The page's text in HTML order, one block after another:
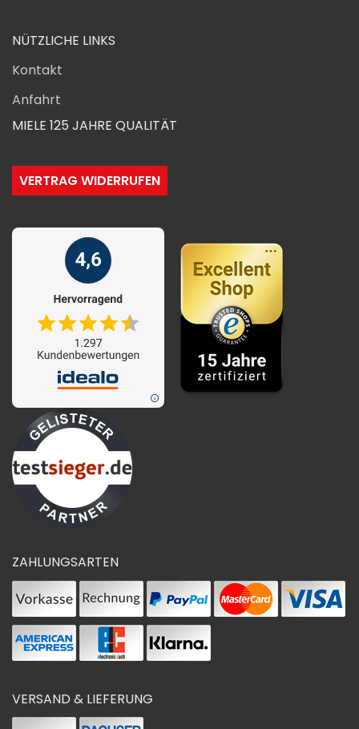
NÜTZLICHE LINKS
Kontakt
Anfahrt
MIELE 125 JAHRE QUALITÄT
VERTRAG WIDERRUFEN
ZAHLUNGSARTEN
VERSAND & LIEFERUNG